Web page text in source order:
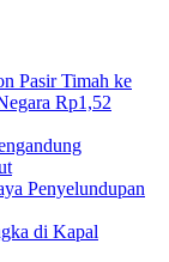
Pasir Timah ke
Rp1,52
Penyelundupan
di Kapal